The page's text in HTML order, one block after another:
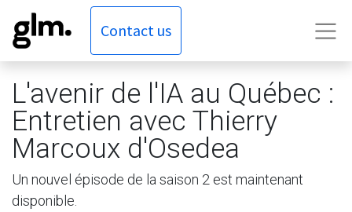
Contact us
L'avenir de l'IA au Québec :
Entretien avec Thierry
Marcoux d'Osedea
Un nouvel épisode de la saison 2 est maintenant
disponible.